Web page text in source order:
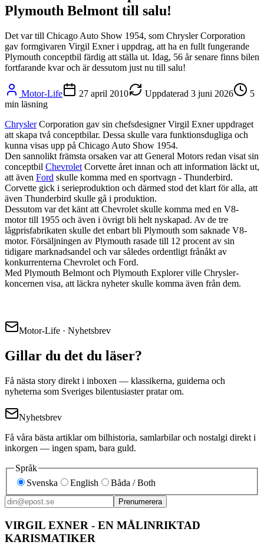
Plymouth Belmont till salu!
Det var till Chicago Auto Show 1954, som Chrysler Corporation
gav formgivaren Virgil Exner i uppdrag, att ha en fullt fungerande
Plymouth conceptbil färdig att ställa ut. Idag, 56 år senare finns bilen
fortfarande kvar och är dessutom just nu till salu!
Motor-Life 27 april 2010 Uppdaterad 3 juni 2026
5
min läsning
ChryslerCorporation gav sin chefsdesigner Virgil Exner uppdraget
att skapa två conceptbilar. Dessa skulle vara funktionsdugliga och
kunna visas upp på Chicago Auto Show 1954.
Den sannolikt främsta orsaken var att General Motors redan visat sin
conceptbil Chevrolet Corvette året innan och att information läckt ut,
att även Ford skulle komma med en sportvagn - Thunderbird.
Corvette gick i serieproduktion och därmed stod det klart för alla, att
även Thunderbird skulle gå i produktion.
Dessutom var det känt att Chevrolet skulle komma med en V8-
motor till 1955 och även i övrigt bli helt nyskapad. Av de tre
lågprisfabrikaten skulle det enbart bli Plymouth som saknade V8-
motor. Försäljningen av Plymouth rasade till 12 procent av sin
tidigare marknadsandel och var således ordentligt frånåkt av
konkurrenterna Chevrolet och Ford.
Med Plymouth Belmont och Plymouth Explorer ville Chrysler-
koncernen visa, att läckra nyheter skulle komma även från dem.
Motor-Life · Nyhetsbrev
Gillar du det du läser?
Få nästa story direkt i inboxen — klassikerna, guiderna och
nyheterna som Sveriges bilentusiaster pratar om.
Nyhetsbrev
Få våra bästa artiklar om bilhistoria, samlarbilar och nostalgi direkt i
inkorgen — ingen spam, bara guld.
Språk
Svenska
English Båda / Both
Prenumerera
VIRGIL EXNER - EN MÅLINRIKTAD
KARISMATIKER